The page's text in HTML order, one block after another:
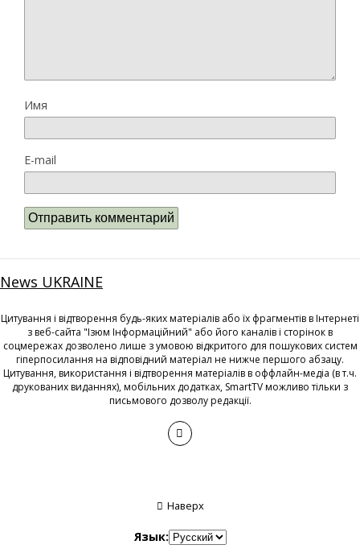
Имя
E-mail
News UKRAINE
Цитування і відтворення будь-яких матеріалів або їх фрагментів в Інтернеті
з веб-сайта "Ізюм Інформаційний" або його каналів і сторінок в
соцмережах дозволено лише з умовою відкритого для пошукових систем
гіперпосилання на відповідний матеріал не нижче першого абзацу.
Цитування, використання і відтворення матеріалів в оффлайн-медіа (в т.ч.
друкованих виданнях), мобільних додатках, SmartTV можливо тільки з
письмового дозволу редакції.
Наверх
Язык: